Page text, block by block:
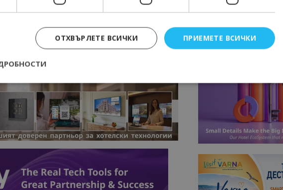
в Google News Showcase
ПРИЕМЕТЕ ВСИЧКИ
ОТХВЪРЛЕТЕ ВСИЧКИ
необходимо Ефективност Таргетиране Функционалност
позволяват основната функционалност на уебсайта, като потребителско влизане и
Уебсайтът не може да се използва правилно без строго необходими бисквитки.
Описание
lisandraramos.com
bgtourism.bg
7 дни
Тази бисквитка се използва, за да запомните съгласието
на потребителя за използването на бисквитки на сайта.